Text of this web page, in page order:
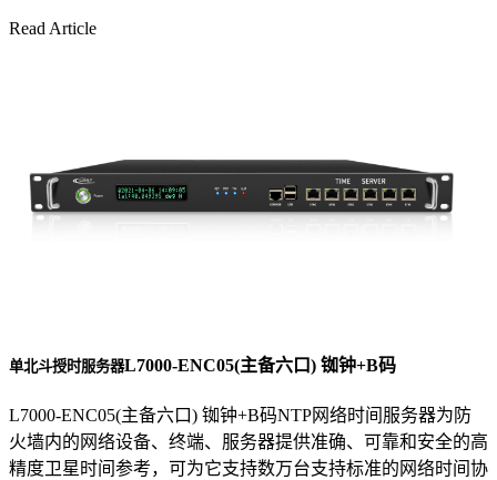
Read Article
单北斗授时服务器L7000-ENC05(主备六口) 铷钟+B码
L7000-ENC05(主备六口) 铷钟+B码NTP网络时间服务器为防
火墙内的网络设备、终端、服务器提供准确、可靠和安全的高
精度卫星时间参考，可为它支持数万台支持标准的网络时间协